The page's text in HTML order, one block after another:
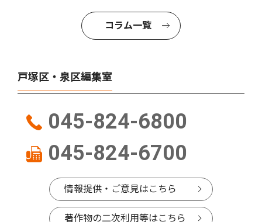
コラム一覧
戸塚区・泉区編集室
045-824-6800
045-824-6700
情報提供・ご意見はこちら
著作物の二次利用等はこちら